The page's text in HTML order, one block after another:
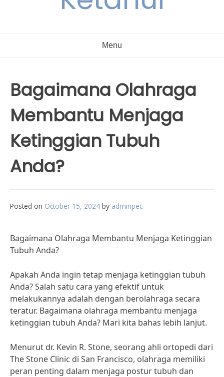
Menu
Bagaimana Olahraga
Membantu Menjaga
Ketinggian Tubuh
Anda?
Posted on October 15, 2024 by adminpec
Bagaimana Olahraga Membantu Menjaga Ketinggian
Tubuh Anda?
Apakah Anda ingin tetap menjaga ketinggian tubuh
Anda? Salah satu cara yang efektif untuk
melakukannya adalah dengan berolahraga secara
teratur. Bagaimana olahraga membantu menjaga
ketinggian tubuh Anda? Mari kita bahas lebih lanjut.
Menurut dr. Kevin R. Stone, seorang ahli ortopedi dari
The Stone Clinic di San Francisco, olahraga memiliki
peran penting dalam menjaga postur tubuh dan